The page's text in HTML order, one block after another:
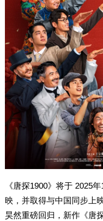
《唐探1900》将于 2025
映，并取得与中国同步上
昊然重磅回归，新作《唐